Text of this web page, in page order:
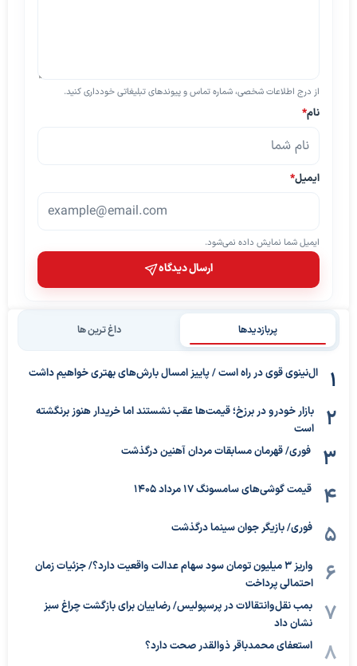
از درج اطلاعات شخصی، شماره تماس و پیوندهای تبلیغاتی خودداری کنید.
نام*
ایمیل*
ایمیل شما نمایش داده نمی‌شود.
ارسال دیدگاه
پربازدیدها داغ ترین ها
ال‌نینوی قوی در راه است / پاییز امسال بارش‌های بهتری خواهیم داشت
بازار خودرو در برزخ؛ قیمت‌ها عقب نشستند اما خریدار هنوز برنگشته
است
فوری/ قهرمان مسابقات مردان آهنین درگذشت
قیمت گوشی‌های سامسونگ 17 مرداد 1405
فوری/ بازیگر جوان سینما درگذشت
واریز ۳ میلیون تومان سود سهام عدالت واقعیت دارد؟/ جزئیات زمان
احتمالی پرداخت
بمب نقل‌وانتقالات در پرسپولیس/ رضاییان برای بازگشت چراغ سبز
نشان داد
استعفای محمدباقر ذوالقدر صحت دارد؟